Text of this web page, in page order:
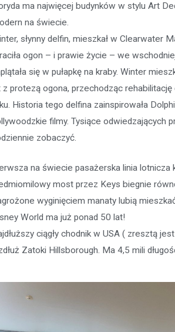
ma najwięcej budynków w stylu Art
na świecie.
słynny delfin, mieszkał w Clearwater
ogon – i prawie życie – we
się w pułapkę na kraby. Winter
z protezą ogona, przechodząc rehabilitację
Historia tego delfina zainspirowała
filmy. Tysiące odwiedzających
zobaczyć.
na świecie pasażerska linia lotnicza
most przez Keys biegnie
wyginięciem manaty lubią
World ma już ponad 50 lat!
ciągły chodnik w USA ( zresztą
Zatoki Hillsborough. Ma 4,5 mili